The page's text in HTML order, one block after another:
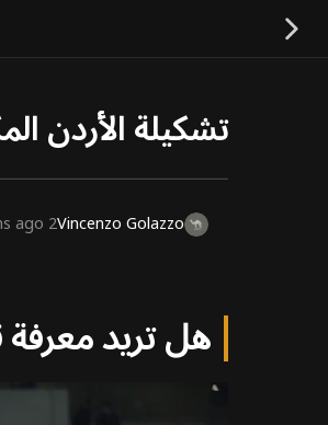
تشكيلة الأردن المكونة من 26
Vincenzo Golazzo
2 months ago
هل تريد معرفة قوائم الـ26